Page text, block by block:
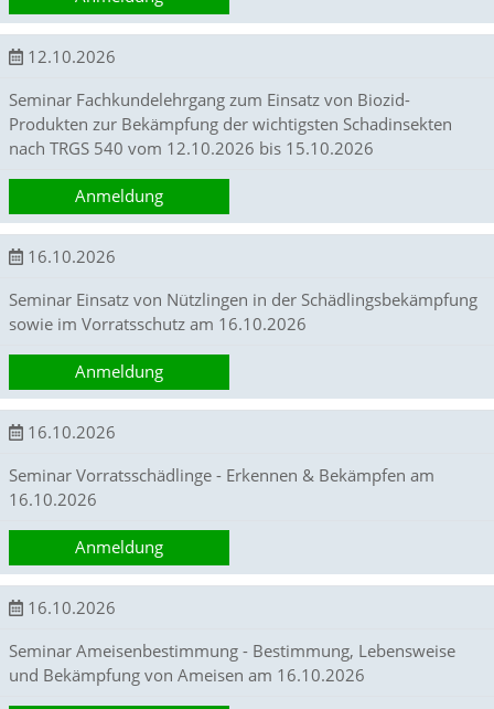
i
s
D
a
t
h
e
l
e
n
n
,
F
e
l
e
r
u
e
n
d
e
12.10.2026
Seminar Fachkundelehrgang zum Einsatz von Biozid-
Produkten zur Bekämpfung der wichtigsten Schadinsekten
nach TRGS 540 vom 12.10.2026 bis 15.10.2026
Anmeldung
16.10.2026
Seminar Einsatz von Nützlingen in der Schädlingsbekämpfung
sowie im Vorratsschutz am 16.10.2026
Anmeldung
16.10.2026
Seminar Vorratsschädlinge - Erkennen & Bekämpfen am
16.10.2026
Anmeldung
16.10.2026
Seminar Ameisenbestimmung - Bestimmung, Lebensweise
und Bekämpfung von Ameisen am 16.10.2026